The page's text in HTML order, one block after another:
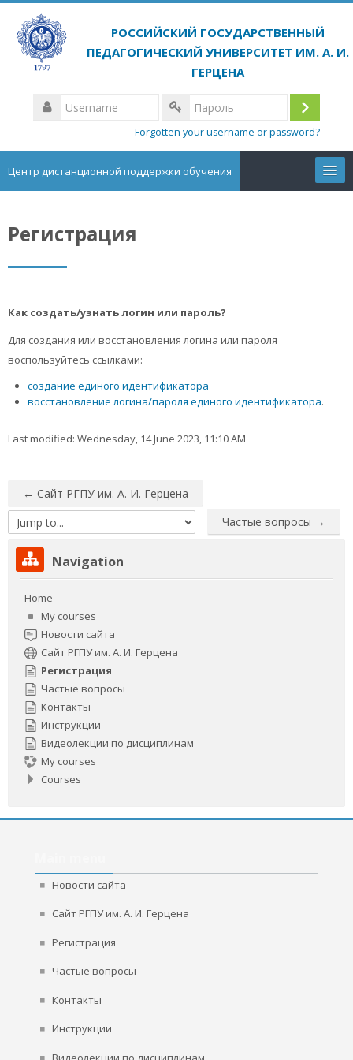
main
content
Username
Log
Forgotten your username or password?
Центр дистанционной поддержки обучения
Регистрация
Как создать/узнать логин или пароль?
Для создания или восстановления логина или пароля
воспользуйтесь ссылками:
создание единого идентификатора
восстановление логина/пароля единого идентификатора.
Last modified: Wednesday, 14 June 2023, 11:10 AM
← Сайт РГПУ им. А. И. Герцена
Jump
to...
Частые вопросы →
Skip
NavigationNavigation
Home
My courses
Новости сайта
Сайт РГПУ им. А. И. Герцена
Регистрация
Частые вопросы
Контакты
Инструкции
Видеолекции по дисциплинам
My courses
Courses
Новости сайта
Сайт РГПУ им. А. И. Герцена
Регистрация
Частые вопросы
Контакты
Инструкции